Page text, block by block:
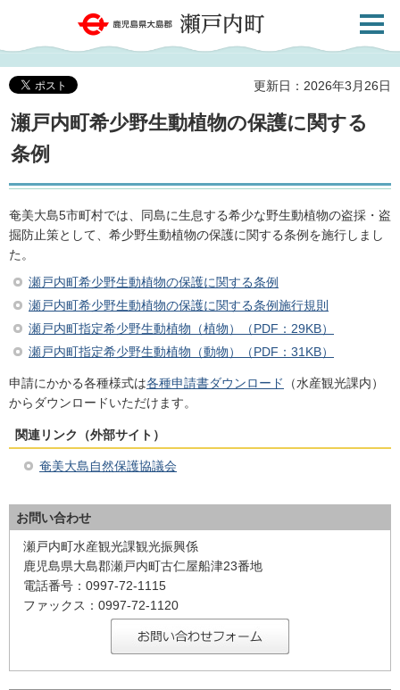
鹿児島県大島郡 瀬戸内町
共通メ
更新日：2026年3月26日
瀬戸内町希少野生動植物の保護に関する
条例
奄美大島5市町村では、同島に生息する希少な野生動植物の盗採・盗
掘防止策として、希少野生動植物の保護に関する条例を施行しまし
た。
瀬戸内町希少野生動植物の保護に関する条例
瀬戸内町希少野生動植物の保護に関する条例施行規則
瀬戸内町指定希少野生動植物（植物）（PDF：29KB）
瀬戸内町指定希少野生動植物（動物）（PDF：31KB）
申請にかかる各種様式は各種申請書ダウンロード
（水産観光課内）
からダウンロードいただけます。
関連リンク（外部サイト）
奄美大島自然保護協議会
お問い合わせ
瀬戸内町水産観光課観光振興係
鹿児島県大島郡瀬戸内町古仁屋船津23番地
電話番号：0997-72-1115
ファックス：0997-72-1120